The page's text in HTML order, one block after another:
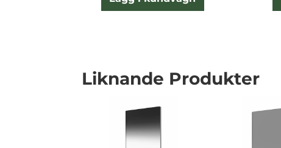
Liknande Produkter